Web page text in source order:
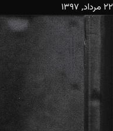
22 مرداد, 1397